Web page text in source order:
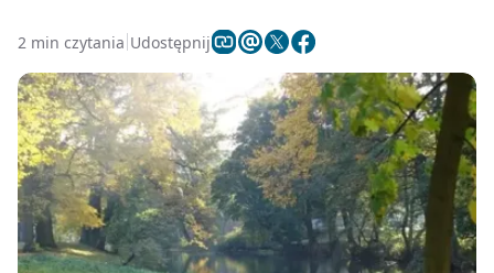
2 min czytania Udostępnij